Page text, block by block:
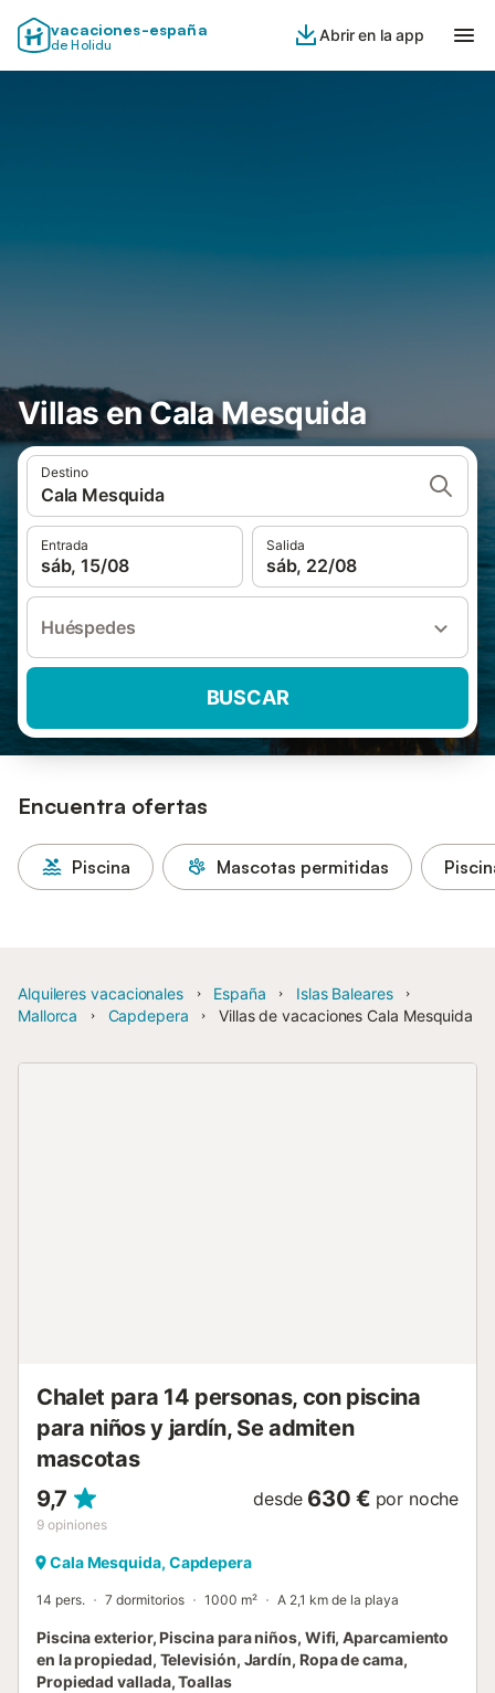
vacaciones-españa
de Holidu
Abrir en la app
Villas en Cala Mesquida
Destino
Cala Mesquida
Entrada
sáb, 15/08
Salida
sáb, 22/08
Huéspedes
BUSCAR
Encuentra ofertas
Piscina Mascotas permitidas
Alquileres vacacionales España
Islas Baleares
Mallorca
Capdepera Villas de vacaciones Cala Mesquida
Chalet para 14 personas, con piscina
para niños y jardín, Se admiten
mascotas
9,7
9 opiniones
desde 630 € por noche
Cala Mesquida, Capdepera
14 pers. 7 dormitorios 1000 m² A 2,1 km de la playa
Piscina exterior, Piscina para niños, Wifi, Aparcamiento
en la propiedad, Televisión, Jardín, Ropa de cama,
Propiedad vallada, Toallas